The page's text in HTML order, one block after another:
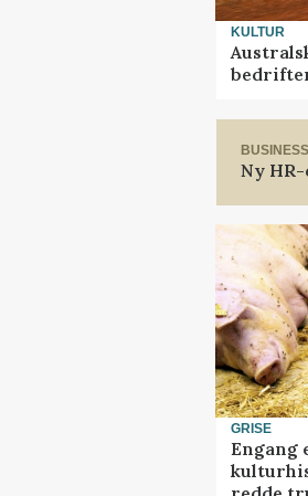
KULTUR
BUSINESS
Ny
GRISE
Engang